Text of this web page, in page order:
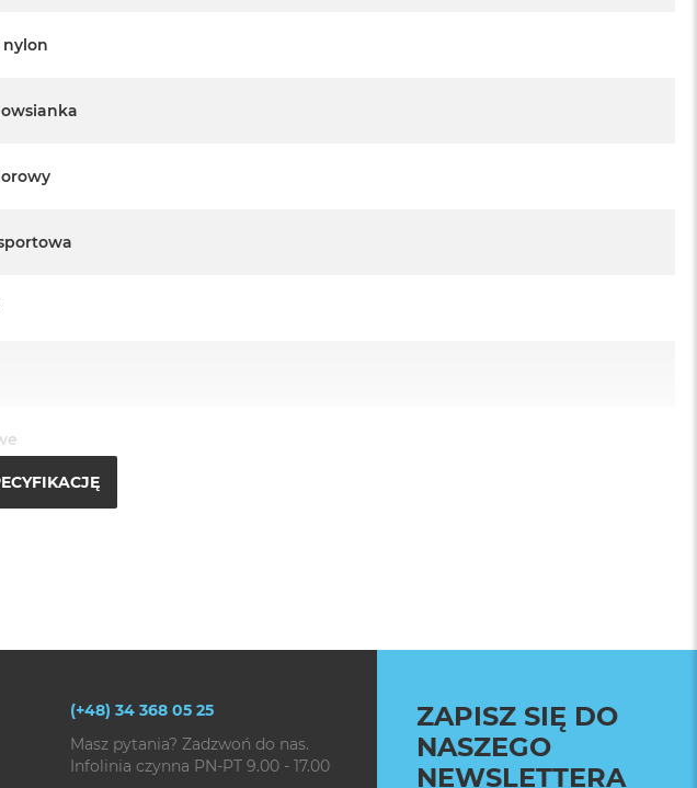
nylon
ZAPISZ SIĘ DO
NASZEGO
NEWSLETTERA
(+48) 34 368 05 25
Masz pytania? Zadzwoń do nas.
Infolinia czynna PN-PT 9.00 - 17.00